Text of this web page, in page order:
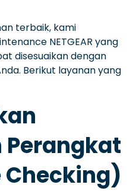
terbaik, kami
NETGEAR yang
disesuaikan dengan
Berikut layanan yang
Perangkat